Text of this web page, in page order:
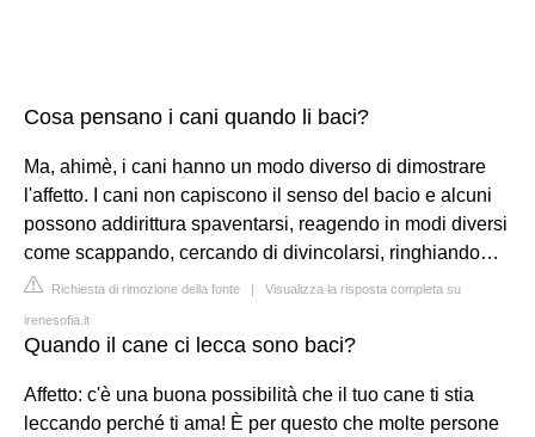
Cosa pensano i cani quando li baci?
Ma, ahimè, i cani hanno un modo diverso di dimostrare
l'affetto. I cani non capiscono il senso del bacio e alcuni
possono addirittura spaventarsi, reagendo in modi diversi
come scappando, cercando di divincolarsi, ringhiando…
Richiesta di rimozione della fonte | Visualizza la risposta completa su
irenesofia.it
Quando il cane ci lecca sono baci?
Affetto: c'è una buona possibilità che il tuo cane ti stia
leccando perché ti ama! È per questo che molte persone